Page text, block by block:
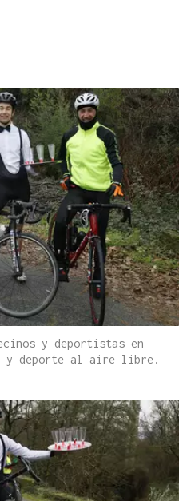
y deportistas en
y deporte al aire libre.